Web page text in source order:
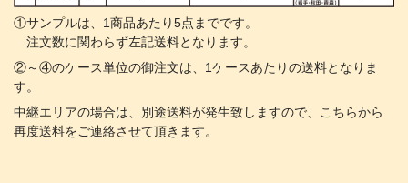
①サンプルは、1商品あたり5点までです。
注文数に関わらず左記送料となります。
②～④のケース単位の御注文は、1ケースあたりの送料となりま
す。
中継エリアの場合は、別途送料が発生致しますので、こちらから
再度送料をご連絡させて頂きます。